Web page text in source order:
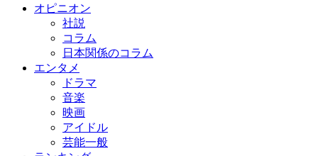
オピニオン
社説
コラム
日本関係のコラム
エンタメ
ドラマ
音楽
映画
アイドル
芸能一般